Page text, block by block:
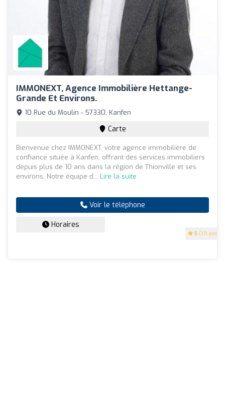
IMMONEXT, Agence Immobilière Hettange-
Grande Et Environs.
5 (171 avis)
10 Rue du Moulin - 57330, Kanfen
Carte
Bienvenue chez IMMONEXT, votre agence immobilière de
confiance située à Kanfen, offrant des services immobiliers
depuis plus de 10 ans dans la région de Thionville et ses
environs. Notre équipe d... Lire la suite
Voir le téléphone
Horaires